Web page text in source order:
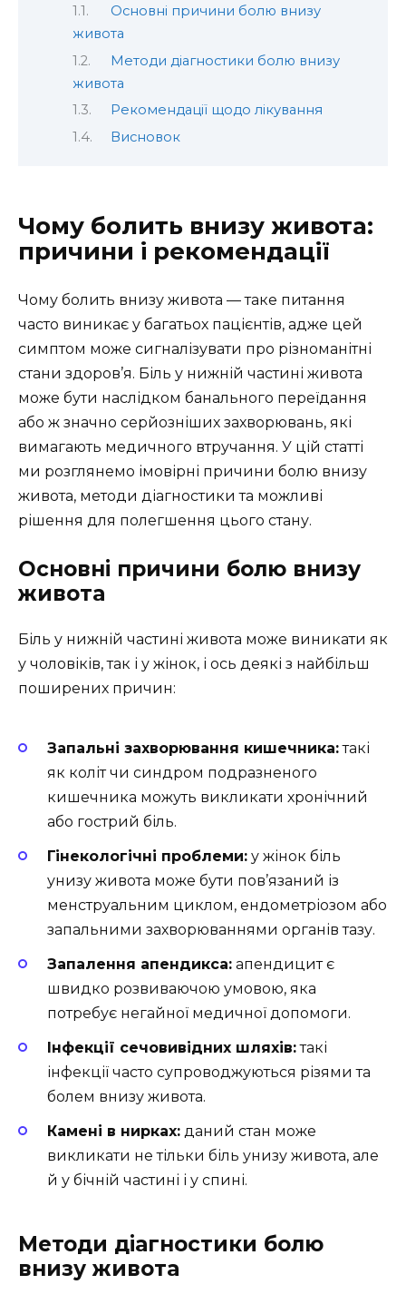
Основні причини болю внизу
живота
Методи діагностики болю внизу
живота
Рекомендації щодо лікування
Висновок
Чому болить внизу живота:
причини і рекомендації
Чому болить внизу живота — таке питання
часто виникає у багатьох пацієнтів, адже цей
симптом може сигналізувати про різноманітні
стани здоров’я. Біль у нижній частині живота
може бути наслідком банального переїдання
або ж значно серйозніших захворювань, які
вимагають медичного втручання. У цій статті
ми розглянемо імовірні причини болю внизу
живота, методи діагностики та можливі
рішення для полегшення цього стану.
Основні причини болю внизу
живота
Біль у нижній частині живота може виникати як
у чоловіків, так і у жінок, і ось деякі з найбільш
поширених причин:
Запальні захворювання кишечника:такі
як коліт чи синдром подразненого
кишечника можуть викликати хронічний
або гострий біль.
Гінекологічні проблеми: у жінок біль
унизу живота може бути пов’язаний із
менструальним циклом, ендометріозом або
запальними захворюваннями органів тазу.
Запалення апендикса: апендицит є
швидко розвиваючою умовою, яка
потребує негайної медичної допомоги.
Інфекції сечовивідних шляхів:такі
інфекції часто супроводжуються різями та
болем внизу живота.
Камені в нирках: даний стан може
викликати не тільки біль унизу живота, але
й у бічній частині і у спині.
Методи діагностики болю
внизу живота